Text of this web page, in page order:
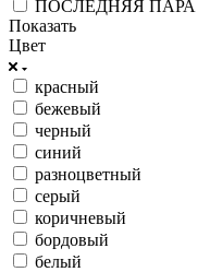
ПОСЛЕДНЯЯ ПАРА
Показать
Цвет
красный
бежевый
черный
синий
разноцветный
серый
коричневый
бордовый
белый